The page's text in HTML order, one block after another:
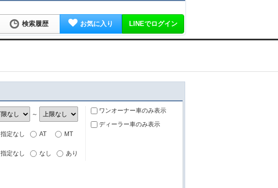
検索履歴 お気に入り LINEでログイン
～
指定なし AT MT
指定なし なし あり
ワンオーナー車のみ表示
ディーラー車のみ表示